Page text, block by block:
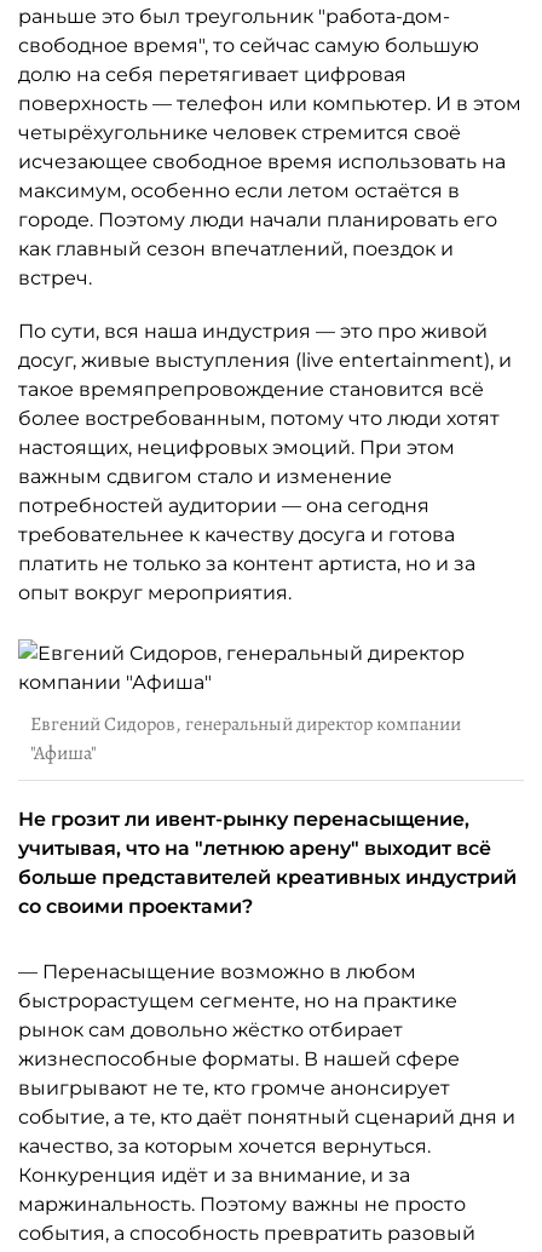
раньше это был треугольник "работа-дом-
свободное время", то сейчас самую большую
долю на себя перетягивает цифровая
поверхность — телефон или компьютер. И в этом
четырёхугольнике человек стремится своё
исчезающее свободное время использовать на
максимум, особенно если летом остаётся в
городе. Поэтому люди начали планировать его
как главный сезон впечатлений, поездок и
встреч.
По сути, вся наша индустрия — это про живой
досуг, живые выступления (live entertainment), и
такое времяпрепровождение становится всё
более востребованным, потому что люди хотят
настоящих, нецифровых эмоций. При этом
важным сдвигом стало и изменение
потребностей аудитории — она сегодня
требовательнее к качеству досуга и готова
платить не только за контент артиста, но и за
опыт вокруг мероприятия.
Евгений Сидоров, генеральный директор компании
"Афиша"
Не грозит ли ивент-рынку перенасыщение,
учитывая, что на "летнюю арену" выходит всё
больше представителей креативных индустрий
со своими проектами?
— Перенасыщение возможно в любом
быстрорастущем сегменте, но на практике
рынок сам довольно жёстко отбирает
жизнеспособные форматы. В нашей сфере
выигрывают не те, кто громче анонсирует
событие, а те, кто даёт понятный сценарий дня и
качество, за которым хочется вернуться.
Конкуренция идёт и за внимание, и за
маржинальность. Поэтому важны не просто
события, а способность превратить разовый